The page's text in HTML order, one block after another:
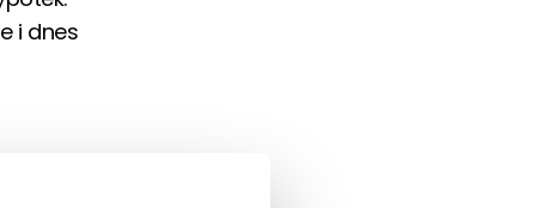
i dnes